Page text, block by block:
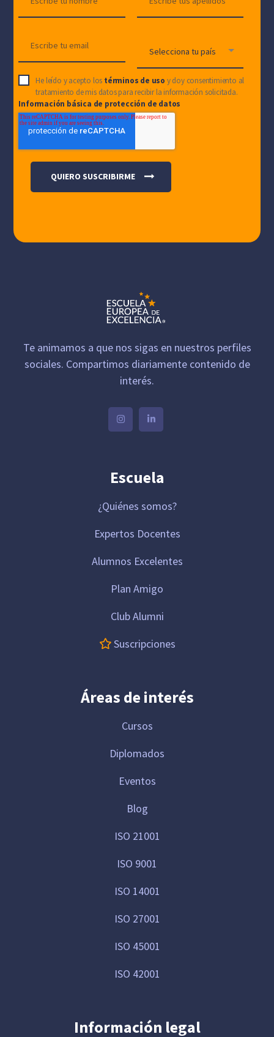
He leído y acepto los términos de uso y doy consentimiento al
tratamiento de mis datos para recibir la información solicitada.
Información básica de protección de datos
Te animamos a que nos sigas en nuestros perfiles
sociales. Compartimos diariamente contenido de
interés.
Escuela
¿Quiénes somos?
Expertos Docentes
Alumnos Excelentes
Plan Amigo
Club Alumni
Suscripciones
Áreas de interés
Cursos
Diplomados
Eventos
Blog
ISO 21001
ISO 9001
ISO 14001
ISO 27001
ISO 45001
ISO 42001
Información legal